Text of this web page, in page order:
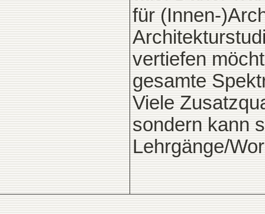
für (Innen-
vertiefen
gesamte
Viele
sondern kann
Lehrgänge/